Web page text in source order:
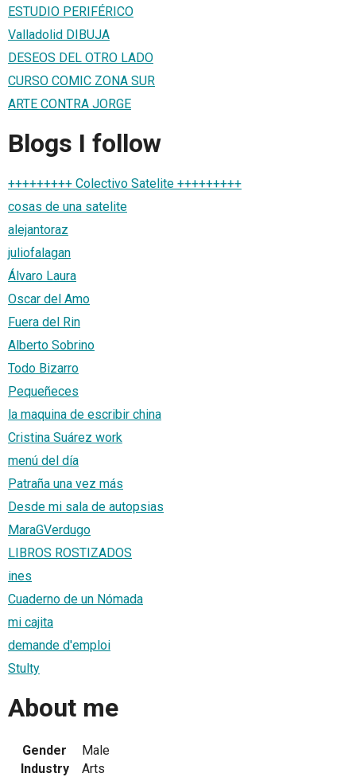
ESTUDIO PERIFÉRICO
Valladolid DIBUJA
DESEOS DEL OTRO LADO
CURSO COMIC ZONA SUR
ARTE CONTRA JORGE
Blogs I follow
+++++++++ Colectivo Satelite +++++++++
cosas de una satelite
alejantoraz
juliofalagan
Álvaro Laura
Oscar del Amo
Fuera del Rin
Alberto Sobrino
Todo Bizarro
Pequeñeces
la maquina de escribir china
Cristina Suárez work
menú del día
Patraña una vez más
Desde mi sala de autopsias
MaraGVerdugo
LIBROS ROSTIZADOS
ines
Cuaderno de un Nómada
mi cajita
demande d'emploi
Stulty
About me
Gender
Male
Industry
Arts